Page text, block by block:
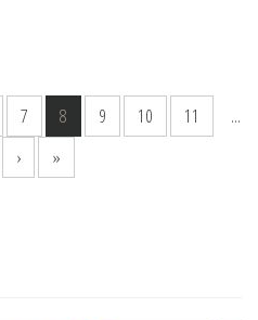
7 8 9 10 11
...
› »